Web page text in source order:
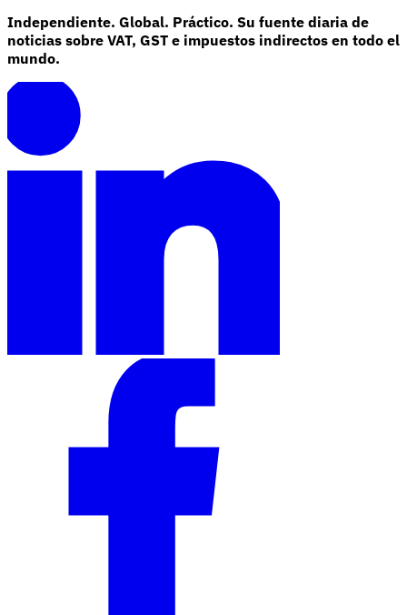
Independiente. Global. Práctico. Su fuente diaria de
noticias sobre VAT, GST e impuestos indirectos en todo el
mundo.